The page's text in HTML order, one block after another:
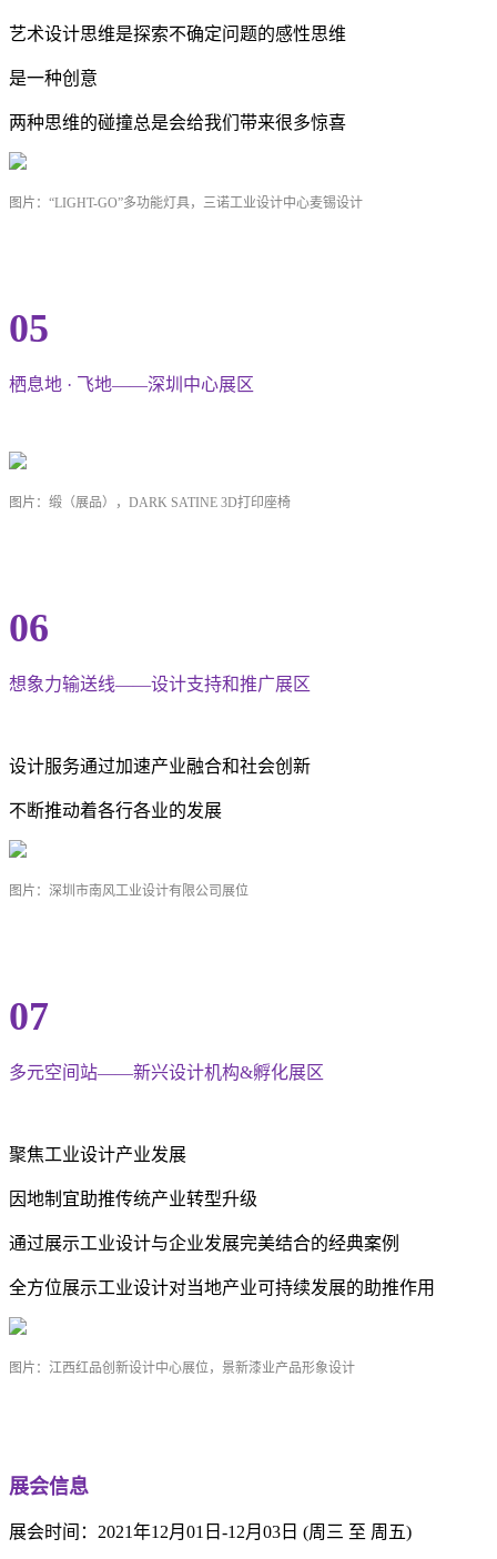
艺术设计思维是探索不确定问题的感性思维
是一种创意
两种思维的碰撞总是会给我们带来很多惊喜
图片：“LIGHT-GO”多功能灯具，三诺工业设计中心麦锡设计
05
栖息地 · 飞地——深圳中心展区
图片：缎（展品），DARK SATINE 3D打印座椅
06
想象力输送线——设计支持和推广展区
设计服务通过加速产业融合和社会创新
不断推动着各行各业的发展
图片：深圳市南风工业设计有限公司展位
07
多元空间站——新兴设计机构&孵化展区
聚焦工业设计产业发展
因地制宜助推传统产业转型升级
通过展示工业设计与企业发展完美结合的经典案例
全方位展示工业设计对当地产业可持续发展的助推作用
图片：江西红品创新设计中心展位，景新漆业产品形象设计
展会信息
展会时间：2021年12月01日-12月03日 (周三 至 周五)